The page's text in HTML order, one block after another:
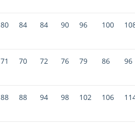
80 84 84 90 96 100
71 70 72 76 79 86 96
88 88 94 98 102 106